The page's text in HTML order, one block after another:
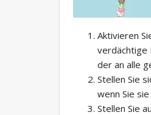
Aktivieren
verdächtige
der an alle
Stellen Sie
wenn Sie
Stellen Sie